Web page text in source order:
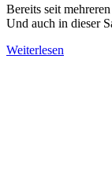
Bereits seit
Und auch in dieser
Weiterlesen